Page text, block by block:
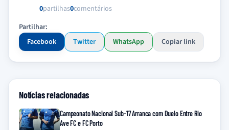
0partilhas0comentários
Partilhar:
Facebook
Twitter WhatsApp Copiar link
Notícias relacionadas
Campeonato Nacional Sub-17 Arranca com Duelo Entre Rio
Ave FC e FC Porto